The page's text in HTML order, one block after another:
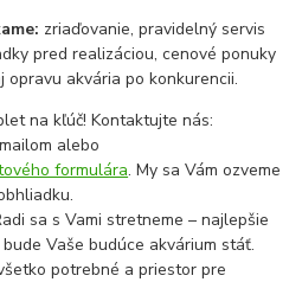
zriaďovanie, pravidelný servis
pred realizáciou, cenové ponuky
opravu akvária po konkurencii.
na kľúč! Kontaktujte nás:
alebo
formulára. My sa Vám ozveme
sa s Vami stretneme – najlepšie
Vaše budúce akvárium stáť.
potrebné a priestor pre